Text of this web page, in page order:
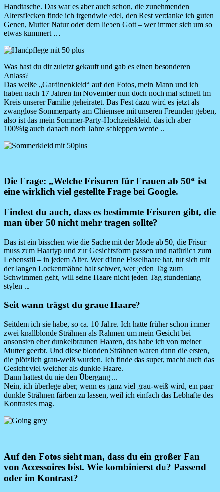
Handtasche. Das war es aber auch schon, die zunehmenden
Altersflecken finde ich irgendwie edel, den Rest verdanke ich guten
Genen, Mutter Natur oder dem lieben Gott – wer immer sich um so
etwas kümmert …
Image
Was hast du dir zuletzt gekauft und gab es einen besonderen
Anlass?
Das weiße „Gardinenkleid“ auf den Fotos, mein Mann und ich
haben nach 17 Jahren im November nun doch noch mal schnell im
Kreis unserer Familie geheiratet. Das Fest dazu wird es jetzt als
zwanglose Sommerparty am Chiemsee mit unseren Freunden geben,
also ist das mein Sommer-Party-Hochzeitskleid, das ich aber
100%ig auch danach noch Jahre schleppen werde ...
Image
Die Frage: „Welche Frisuren für Frauen ab 50“ ist
eine wirklich viel gestellte Frage bei Google.
Findest du auch, dass es bestimmte Frisuren gibt, die
man über 50 nicht mehr tragen sollte?
Das ist ein bisschen wie die Sache mit der Mode ab 50, die Frisur
muss zum Haartyp und zur Gesichtsform passen und natürlich zum
Lebensstil – in jedem Alter. Wer dünne Fisselhaare hat, tut sich mit
der langen Lockenmähne halt schwer, wer jeden Tag zum
Schwimmen geht, will seine Haare nicht jeden Tag stundenlang
stylen ...
Seit wann trägst du graue Haare?
Seitdem ich sie habe, so ca. 10 Jahre. Ich hatte früher schon immer
zwei knallblonde Strähnen als Rahmen um mein Gesicht bei
ansonsten eher dunkelbraunen Haaren, das habe ich von meiner
Mutter geerbt. Und diese blonden Strähnen waren dann die ersten,
die plötzlich grau-weiß wurden. Ich finde das super, macht auch das
Gesicht viel weicher als dunkle Haare.
Dann hattest du nie den Übergang ...
Nein, ich überlege aber, wenn es ganz viel grau-weiß wird, ein paar
dunkle Strähnen färben zu lassen, weil ich einfach das Lebhafte des
Kontrastes mag.
Image
Auf den Fotos sieht man, dass du ein großer Fan
von Accessoires bist. Wie kombinierst du? Passend
oder im Kontrast?